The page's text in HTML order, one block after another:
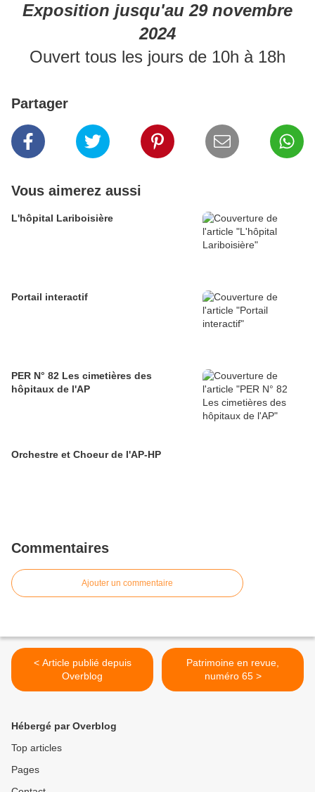
Exposition jusqu'au 29 novembre
2024
Ouvert tous les jours de 10h à 18h
Partager
Vous aimerez aussi
L'hôpital Lariboisière
Portail interactif
PER N° 82 Les cimetières des
hôpitaux de l'AP
Orchestre et Choeur de l'AP-HP
Commentaires
Ajouter un commentaire
< Article publié depuis
Overblog
Patrimoine en revue,
numéro 65 >
Hébergé par Overblog
Top articles
Pages